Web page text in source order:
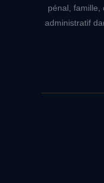
pénal, famille,
administratif